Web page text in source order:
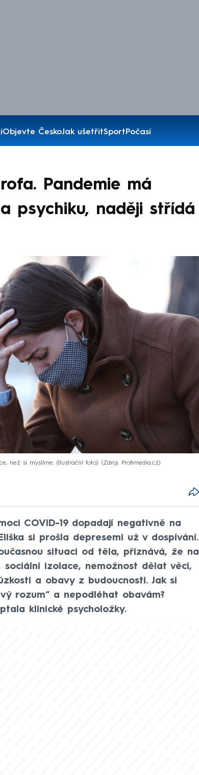
Objevte ČeskoJak ušetřitSportPočasí
Pandemie má
psychiku, naději střídá
než si myslíme. (Ilustrační foto) Zdroj: Profimedia.cz
COVID-19 dopadají negativně na
si prošla depresemi už v dospívání.
situaci od těla, přiznává, že na
izolace, nemožnost dělat věci,
a obavy z budoucnosti. Jak si
rozum“ a nepodléhat obavám?
klinické psycholožky.